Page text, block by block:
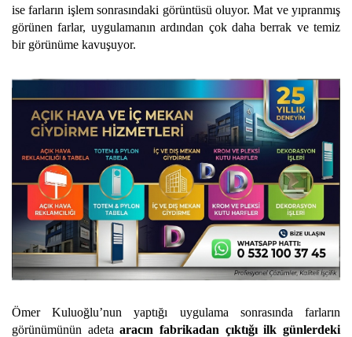
ise farların işlem sonrasındaki görüntüsü oluyor. Mat ve yıpranmış
görünen farlar, uygulamanın ardından çok daha berrak ve temiz
bir görünüme kavuşuyor.
Ömer Kuluoğlu’nun yaptığı uygulama sonrasında farların
görünümünün adetaaracın fabrikadan çıktığı ilk günlerdeki